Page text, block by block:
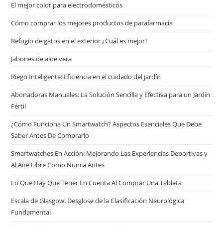
El mejor color para electrodomésticos
Cómo comprar los mejores productos de parafarmacia
Refugio de gatos en el exterior ¿Cuál es mejor?
Jabones de aloe vera
Riego Inteligente: Eficiencia en el cuidado del jardín
Abonadoras Manuales: La Solución Sencilla y Efectiva para un Jardín
Fértil
¿Cómo Funciona Un Smartwatch? Aspectos Esenciales Que Debe
Saber Antes De Comprarlo
Smartwatches En Acción: Mejorando Las Experiencias Deportivas y
Al Aire Libre Como Nunca Antes
Lo Que Hay Que Tener En Cuenta Al Comprar Una Tableta
Escala de Glasgow: Desglose de la Clasificación Neurológica
Fundamental